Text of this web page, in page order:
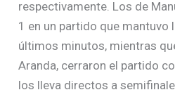
respectivamente. Los de
1 en un partido que mantuvo
últimos minutos, mientras
Aranda, cerraron el partido
los lleva directos a